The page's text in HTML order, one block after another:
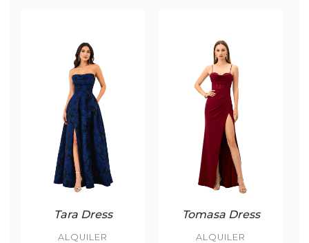
Tara Dress
ALQUILER
Tomasa Dress
ALQUILER